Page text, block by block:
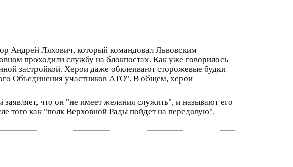
Андрей Ляхович, который командовал Львовским
проходили службу на блокпостах. Как уже говорилось
застройкой. Херои даже обклеивают сторожевые будки
Объединения участников АТО". В общем, херои
что он "не имеет желания служить", и называют его
того как "полк Верховной Рады пойдет на передовую".